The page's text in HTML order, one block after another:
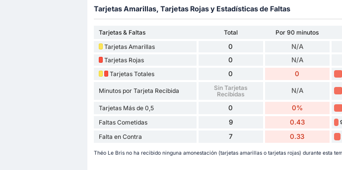
Tarjetas Amarillas, Tarjetas Rojas y Estadísticas de Faltas
Tarjetas & Faltas Total Por 90 minutos
Tarjetas Amarillas
0 N/A
Tarjetas Rojas 0 N/A
Tarjetas Totales 0 0
Minutos por Tarjeta Recibida
Sin Tarjetas
Recibidas
N/A
Tarjetas Más de 0,5 0 0%
Faltas Cometidas 9 0.43
Falta en Contra 7 0.33
Théo Le Bris no ha recibido ninguna amonestación (tarjetas amarillas o tarjetas rojas) durante esta